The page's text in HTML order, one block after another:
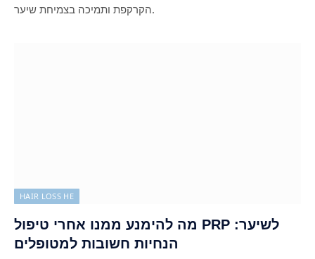
הקרקפת ותמיכה בצמיחת שיער.
HAIR LOSS HE
מה להימנע ממנו אחרי טיפול PRP לשיער:
הנחיות חשובות למטופלים